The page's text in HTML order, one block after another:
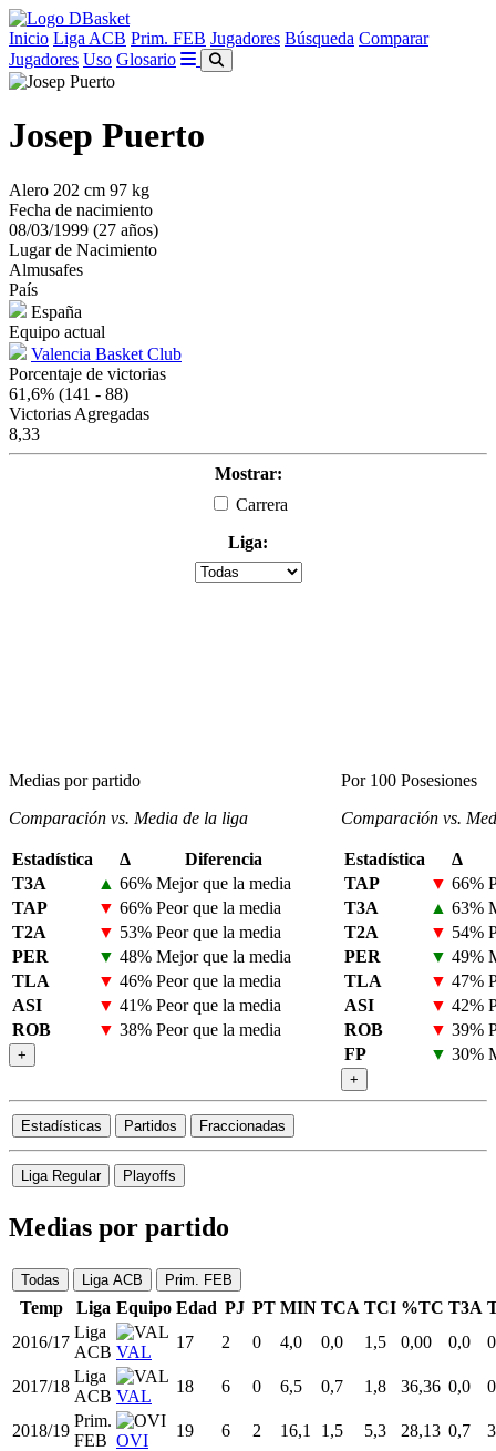
Inicio Liga ACB Prim. FEB Jugadores Búsqueda Comparar
Jugadores Uso Glosario
Josep Puerto
Alero 202 cm 97 kg
Fecha de nacimiento
08/03/1999 (27 años)
Lugar de Nacimiento
Almusafes
País
España
Equipo actual
Valencia Basket Club
Porcentaje de victorias
61,6% (141 - 88)
Victorias Agregadas
8,33
Mostrar:
Carrera
Liga:
Medias por partido
Comparación vs. Media de la liga
Estadística Δ
Diferencia
T3A
▲ 66% Mejor que la media
TAP
▼ 66% Peor que la media
T2A
▼ 53% Peor que la media
PER
▼ 48% Mejor que la media
TLA
▼ 46% Peor que la media
ASI
▼ 41% Peor que la media
ROB
▼ 38% Peor que la media
+
Por 100 Posesiones
Comparación vs.
Estadística
Δ
TAP
▼ 66%
T3A
▲ 63%
T2A
▼ 54%
PER
▼ 49%
TLA
▼ 47%
ASI
▼ 42%
ROB
▼ 39%
FP
▼ 30%
+
Estadísticas Partidos Fraccionadas
Liga Regular Playoffs
Medias por partido
Todas Liga ACB Prim. FEB
Temp Liga Equipo Edad PJ PT MIN TCA TCI %TC T3A
2016/17
Liga
ACB VAL
17 2 0 4,0 0,0 1,5 0,00 0,0
2017/18
Liga
ACB VAL
18 6 0 6,5 0,7 1,8 36,36 0,0
2018/19
Prim.
FEB OVI
19 6 2 16,1 1,5 5,3 28,13 0,7